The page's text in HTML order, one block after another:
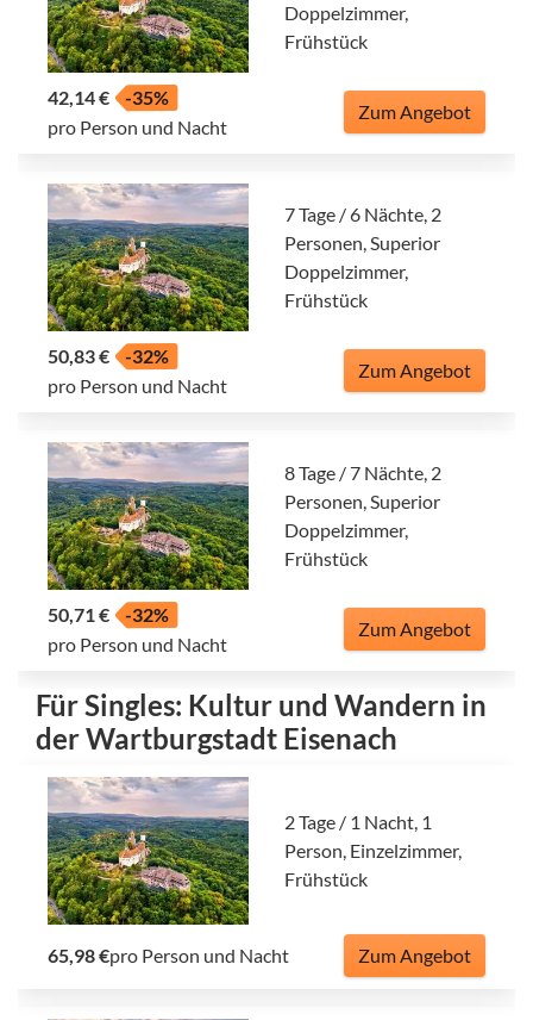
Doppelzimmer,
Frühstück
42,14 €
-35%
pro Person und Nacht
Zum Angebot
7 Tage / 6 Nächte, 2
Personen, Superior
Doppelzimmer,
Frühstück
50,83 €
-32%
pro Person und Nacht
Zum Angebot
8 Tage / 7 Nächte, 2
Personen, Superior
Doppelzimmer,
Frühstück
50,71 €
-32%
pro Person und Nacht
Zum Angebot
Für Singles: Kultur und Wandern in
der Wartburgstadt Eisenach
2 Tage / 1 Nacht, 1
Person, Einzelzimmer,
Frühstück
65,98 €pro Person und Nacht Zum Angebot